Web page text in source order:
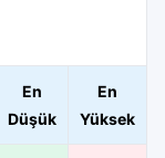
En
Düşük
En
Yüksek